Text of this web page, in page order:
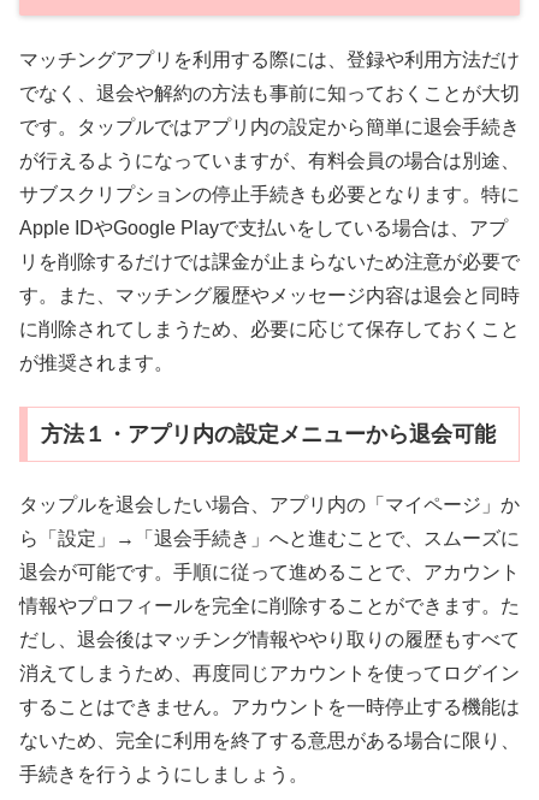
マッチングアプリを利用する際には、登録や利用方法だけ
でなく、退会や解約の方法も事前に知っておくことが大切
です。タップルではアプリ内の設定から簡単に退会手続き
が行えるようになっていますが、有料会員の場合は別途、
サブスクリプションの停止手続きも必要となります。特に
Apple IDやGoogle Playで支払いをしている場合は、アプ
リを削除するだけでは課金が止まらないため注意が必要で
す。また、マッチング履歴やメッセージ内容は退会と同時
に削除されてしまうため、必要に応じて保存しておくこと
が推奨されます。
方法１・アプリ内の設定メニューから退会可能
タップルを退会したい場合、アプリ内の「マイページ」か
ら「設定」→「退会手続き」へと進むことで、スムーズに
退会が可能です。手順に従って進めることで、アカウント
情報やプロフィールを完全に削除することができます。た
だし、退会後はマッチング情報ややり取りの履歴もすべて
消えてしまうため、再度同じアカウントを使ってログイン
することはできません。アカウントを一時停止する機能は
ないため、完全に利用を終了する意思がある場合に限り、
手続きを行うようにしましょう。